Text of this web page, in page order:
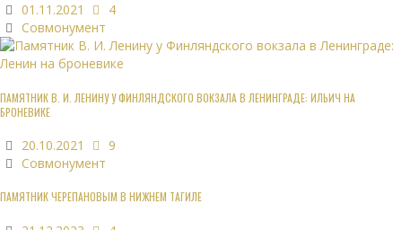
01.11.2021
4
Совмонумент
ПАМЯТНИК В. И. ЛЕНИНУ У ФИНЛЯНДСКОГО ВОКЗАЛА В ЛЕНИНГРАДЕ: ИЛЬИЧ НА
БРОНЕВИКЕ
20.10.2021
9
Совмонумент
ПАМЯТНИК ЧЕРЕПАНОВЫМ В НИЖНЕМ ТАГИЛЕ